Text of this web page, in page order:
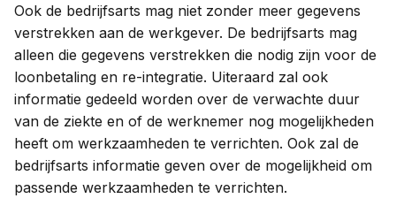
Ook de bedrijfsarts mag niet zonder meer gegevens
verstrekken aan de werkgever. De bedrijfsarts mag
alleen die gegevens verstrekken die nodig zijn voor de
loonbetaling en re-integratie. Uiteraard zal ook
informatie gedeeld worden over de verwachte duur
van de ziekte en of de werknemer nog mogelijkheden
heeft om werkzaamheden te verrichten. Ook zal de
bedrijfsarts informatie geven over de mogelijkheid om
passende werkzaamheden te verrichten.